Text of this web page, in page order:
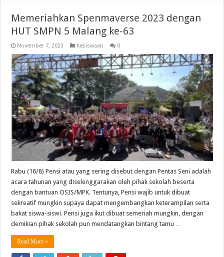
Memeriahkan Spenmaverse 2023 dengan
HUT SMPN 5 Malang ke-63
November 7, 2023 Kesiswaan 0
Rabu (16/8) Pensi atau yang sering disebut dengan Pentas Seni adalah
acara tahunan yang diselenggarakan oleh pihak sekolah beserta
dengan bantuan OSIS/MPK. Tentunya, Pensi wajib untuk dibuat
sekreatif mungkin supaya dapat mengembangkan keterampilan serta
bakat siswa-siswi. Pensi juga ikut dibuat semeriah mungkin, dengan
demikian pihak sekolah pun mendatangkan bintang tamu …
Read More »